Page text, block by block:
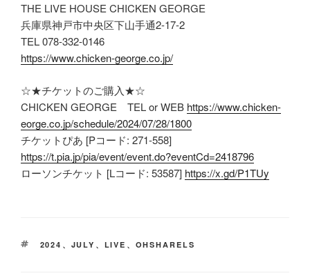
THE LIVE HOUSE CHICKEN GEORGE
兵庫県神戸市中央区下山手通2-17-2
TEL 078-332-0146
https://www.chicken-george.co.jp/
☆★チケットのご購入★☆
CHICKEN GEORGE TEL or WEB https://www.chicken-
eorge.co.jp/schedule/2024/07/28/1800
チケットぴあ [Pコード: 271-558]
https://t.pia.jp/pia/event/event.do?eventCd=2418796
ローソンチケット [Lコード: 53587] https://x.gd/P1TUy
タ
2024 、 JULY 、 LIVE 、 OHSHARELS